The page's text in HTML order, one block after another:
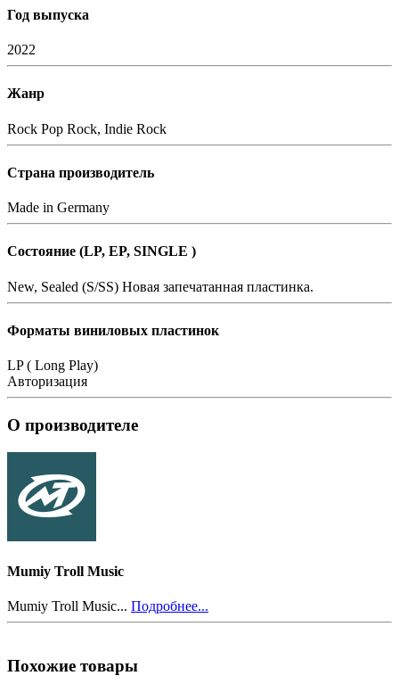
Год выпуска
2022
Жанр
Rock Pop Rock, Indie Rock
Страна производитель
Made in Germany
Состояние (LP, EP, SINGLE )
New, Sealed (S/SS) Новая запечатанная пластинка.
Форматы виниловых пластинок
LP ( Long Play)
Авторизация
О производителе
Mumiy Troll Music
Mumiy Troll Music... Подробнее...
Похожие товары